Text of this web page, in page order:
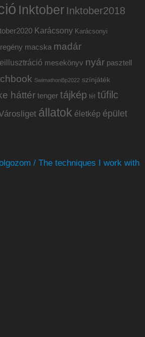
Inktober Inktober2018
Karácsony Karácsonyi
macska madár
mesekönyv nyár pasztell
SwimathonBp2022 színjáték
háttér tenger tájkép tél tűfilc
állatok életkép épület
/ The techniques I work with